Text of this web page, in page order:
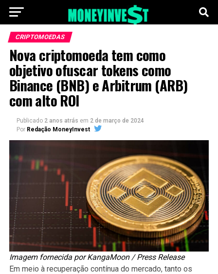
CRIPTOMOEDAS
Nova criptomoeda tem como
objetivo ofuscar tokens como
Binance (BNB) e Arbitrum (ARB)
com alto ROI
Publicado 2 anos atrás em 2 de março de 2024
Por Redação MoneyInvest
Imagem fornecida por KangaMoon / Press Release
Em meio à recuperação contínua do mercado, tanto os